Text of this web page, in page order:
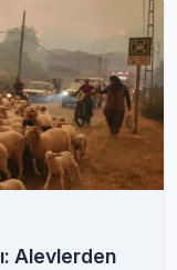
Alevlerden